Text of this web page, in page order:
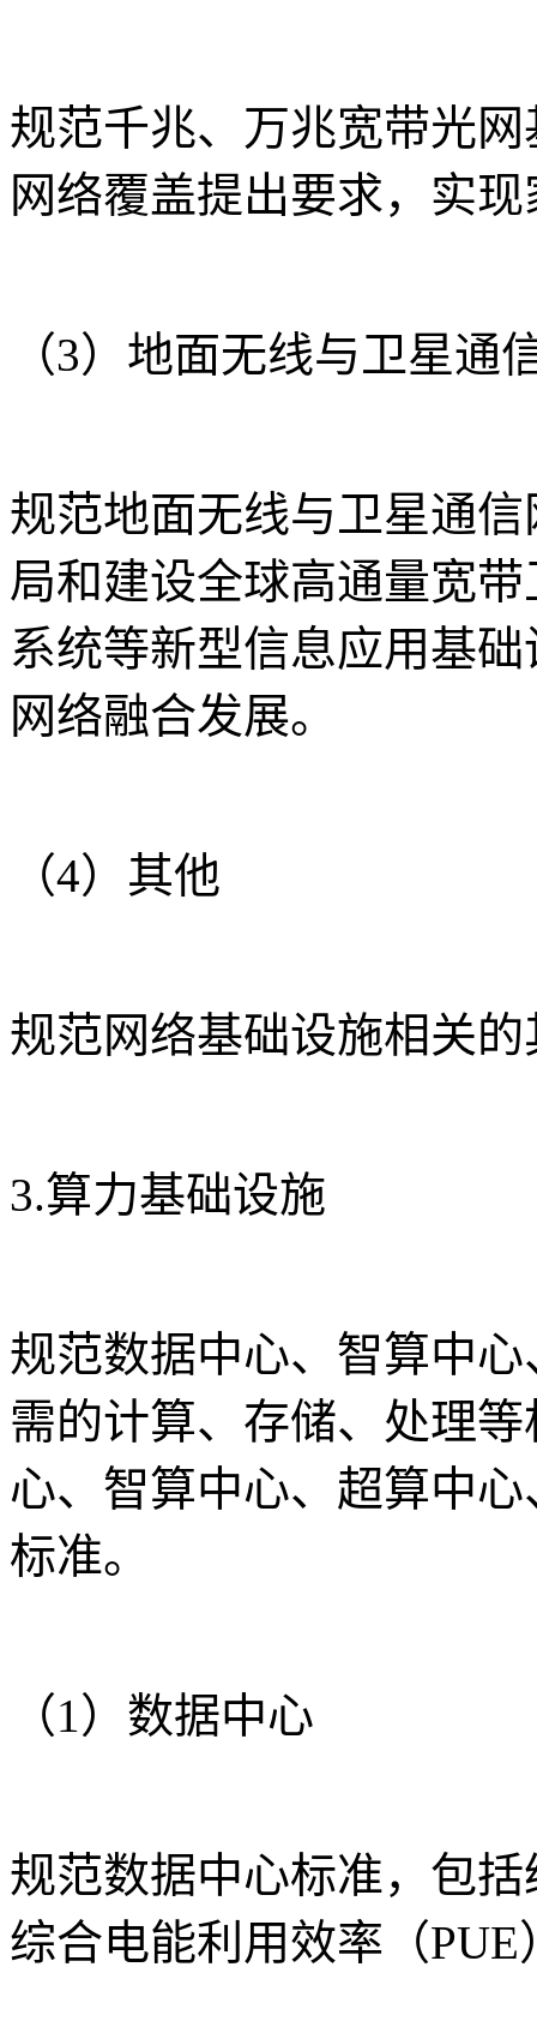
规范千兆、万兆宽带光
网络覆盖提出要求，实
（3）地面无线与卫星通
规范地面无线与卫星通
局和建设全球高通量宽
系统等新型信息应用基
网络融合发展。
（4）其他
规范网络基础设施相关
3.算力基础设施
规范数据中心、智算中
需的计算、存储、处理
心、智算中心、超算中
标准。
（1）数据中心
规范数据中心标准，包
综合电能利用效率（